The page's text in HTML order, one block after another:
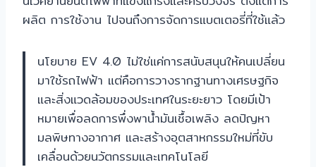
ผลิต การใช้งาน ไปจนถึงการจัดการแบตเตอรี่ที่ใช้แล้ว
นโยบาย EV 4.0 ไม่ใช่แค่การสนับสนุนให้คนเปลี่ยน
มาใช้รถไฟฟ้า แต่คือการวางรากฐานทางเศรษฐกิจ
และสิ่งแวดล้อมของประเทศในระยะยาว โดยมีเป้า
หมายเพื่อลดการพึ่งพาน้ำมันเชื้อเพลิง ลดปัญหา
มลพิษทางอากาศ และสร้างอุตสาหกรรมใหม่ที่ขับ
เคลื่อนด้วยนวัตกรรมและเทคโนโลยี